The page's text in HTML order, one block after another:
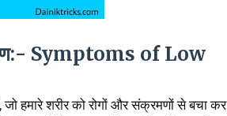
Symptoms of Low
जो हमारे शरीर को रोगों और संक्रमणों से बचा कर